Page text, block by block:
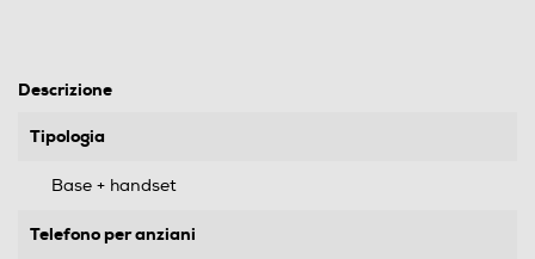
Descrizione
Tipologia
Base + handset
Telefono per anziani